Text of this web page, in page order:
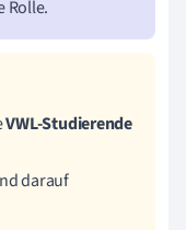
Rolle.
VWL-Studierende
darauf